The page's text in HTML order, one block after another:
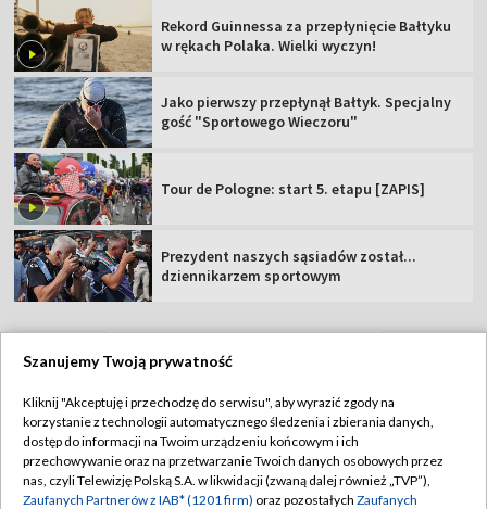
Rekord Guinnessa za przepłynięcie Bałtyku
w rękach Polaka. Wielki wyczyn!
Jako pierwszy przepłynął Bałtyk. Specjalny
gość "Sportowego Wieczoru"
Tour de Pologne: start 5. etapu [ZAPIS]
Prezydent naszych sąsiadów został...
dziennikarzem sportowym
Abonament TVP
Sklep TVP
Biuro Reklamy
Regulamin TVP
Polityka prywatności
Moje zgody
Szanujemy Twoją prywatność
Kliknij "Akceptuję i przechodzę do serwisu", aby wyrazić zgody na
korzystanie z technologii automatycznego śledzenia i zbierania danych,
dostęp do informacji na Twoim urządzeniu końcowym i ich
przechowywanie oraz na przetwarzanie Twoich danych osobowych przez
nas, czyli Telewizję Polską S.A. w likwidacji (zwaną dalej również „TVP”),
Zaufanych Partnerów z IAB* (1201 firm) oraz pozostałych Zaufanych